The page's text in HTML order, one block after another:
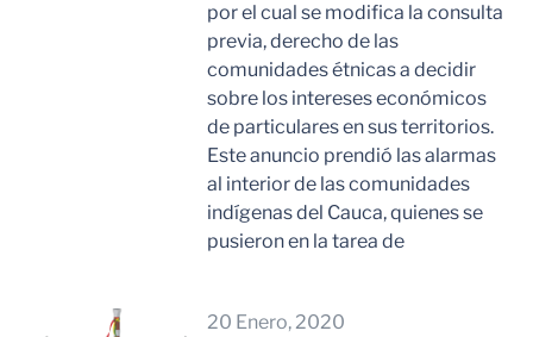
por el cual se modifica la consulta
previa, derecho de las
comunidades étnicas a decidir
sobre los intereses económicos
de particulares en sus territorios.
Este anuncio prendió las alarmas
al interior de las comunidades
indígenas del Cauca, quienes se
pusieron en la tarea de
20 Enero, 2020